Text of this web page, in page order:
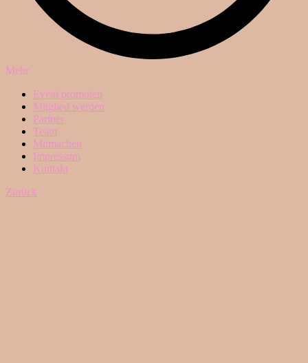
Mehr
Event promoten
Mitglied werden
Partner
Team
Mitmachen
Impressum
Kontakt
Zurück